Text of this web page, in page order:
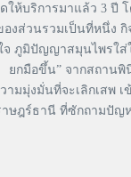
ให้บริการมาแล้ว 3 ปี
งส่วนรวมเป็นที่หนึ่ง
จ ภูมิปัญญาสมุนไพรใ
มือขึ้น” จากสถานพิ
มุ่งมั่นที่จะเลิกเสพ เ
าษฎร์ธานี ที่ซักถามปั